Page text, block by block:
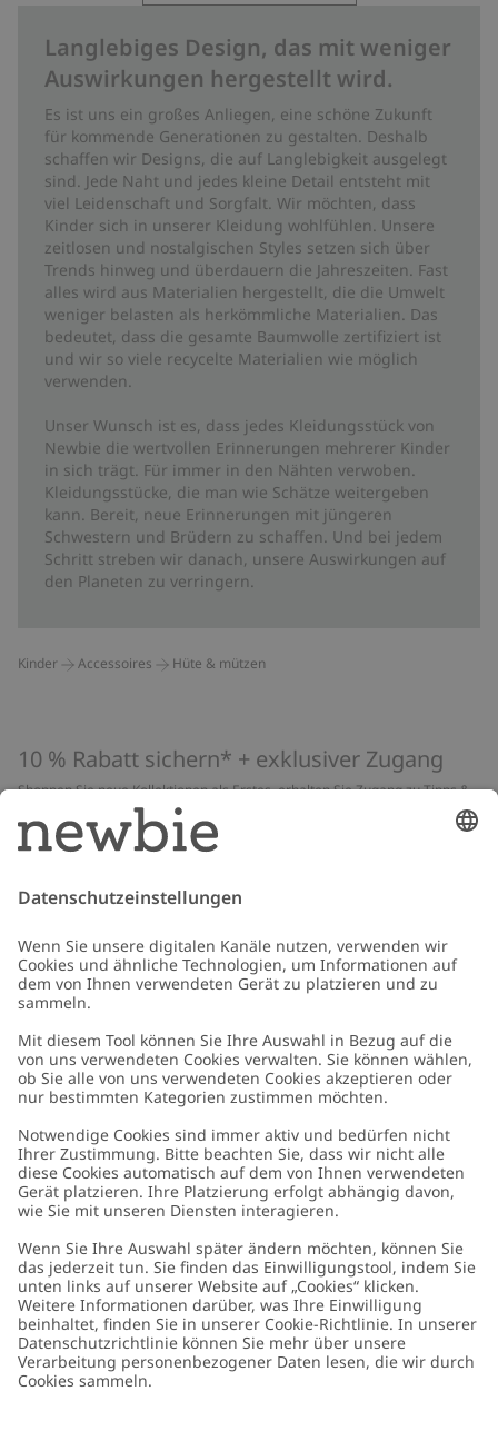
Langlebiges Design, das mit weniger
Auswirkungen hergestellt wird.
Es ist uns ein großes Anliegen, eine schöne Zukunft
für kommende Generationen zu gestalten. Deshalb
schaffen wir Designs, die auf Langlebigkeit ausgelegt
sind. Jede Naht und jedes kleine Detail entsteht mit
viel Leidenschaft und Sorgfalt. Wir möchten, dass
Kinder sich in unserer Kleidung wohlfühlen. Unsere
zeitlosen und nostalgischen Styles setzen sich über
Trends hinweg und überdauern die Jahreszeiten. Fast
alles wird aus Materialien hergestellt, die die Umwelt
weniger belasten als herkömmliche Materialien. Das
bedeutet, dass die gesamte Baumwolle zertifiziert ist
und wir so viele recycelte Materialien wie möglich
verwenden.
Unser Wunsch ist es, dass jedes Kleidungsstück von
Newbie die wertvollen Erinnerungen mehrerer Kinder
in sich trägt. Für immer in den Nähten verwoben.
Kleidungsstücke, die man wie Schätze weitergeben
kann. Bereit, neue Erinnerungen mit jüngeren
Schwestern und Brüdern zu schaffen. Und bei jedem
Schritt streben wir danach, unsere Auswirkungen auf
den Planeten zu verringern.
Kinder Accessoires Hüte & mützen
10 % Rabatt sichern* + exklusiver Zugang
Shoppen Sie neue Kollektionen als Erstes, erhalten Sie Zugang zu Tipps &
Guides und profitieren Sie von exklusiven Angeboten
*Gilt nur für deine erste Bestellung und ist nicht mit anderen Rabatten
oder Angeboten kombinierbar. Gilt nicht für limitierte Artikel. Lies unsere
Schicken
Kundenservice
Kontaktieren Sie uns
FAQ
Barrierefreiheit
Datenschutzrichtlinie
Über uns
Über Newbie
Nachhaltigkeit
Impressum
Germany Standort ändern
Cookies